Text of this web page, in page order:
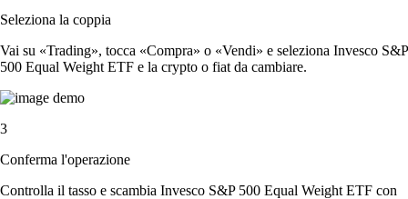
Seleziona la coppia
Vai su «Trading», tocca «Compra» o «Vendi» e seleziona Invesco S&P
500 Equal Weight ETF e la crypto o fiat da cambiare.
3
Conferma l'operazione
Controlla il tasso e scambia Invesco S&P 500 Equal Weight ETF con